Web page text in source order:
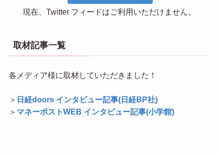
現在、Twitter フィードはご利用いただけません。
取材記事一覧
各メディア様に取材していただきました！
＞ 日経doors インタビュー記事(日経BP社)
＞ マネーポストWEB インタビュー記事(小学館)